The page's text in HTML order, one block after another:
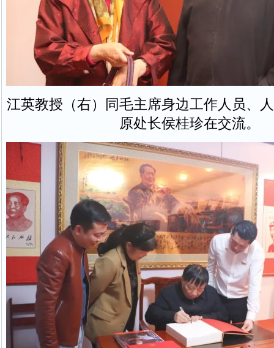
江英教授（右）同毛主席身边工作人员、
原处长侯桂珍在交流。